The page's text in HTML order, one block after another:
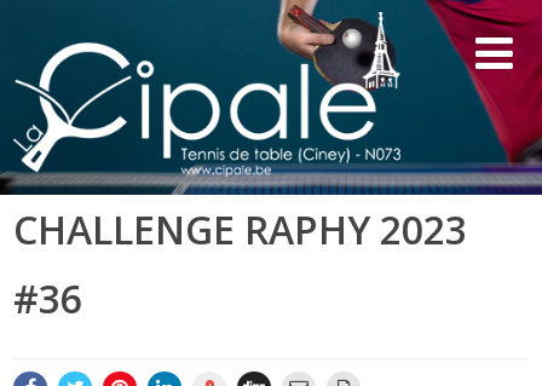
CHALLENGE RAPHY 2023
#36